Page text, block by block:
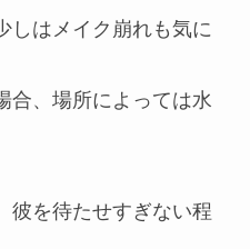
しはメイク崩れも気に
合、場所によっては水
彼を待たせすぎない程